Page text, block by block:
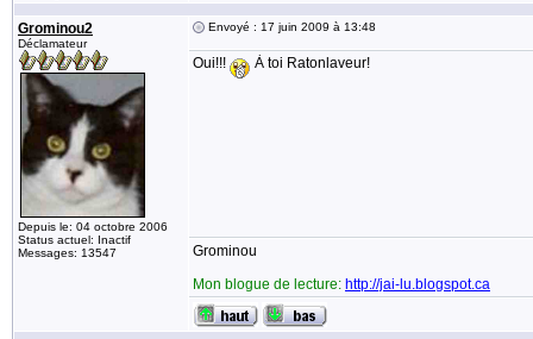
Grominou2
Déclamateur
Depuis le: 04 octobre 2006
Status actuel: Inactif
Messages: 13547
Envoyé : 17 juin 2009 à 13:48
Oui!!! À toi Ratonlaveur!
Grominou
Mon blogue de lecture: http://jai-lu.blogspot.ca